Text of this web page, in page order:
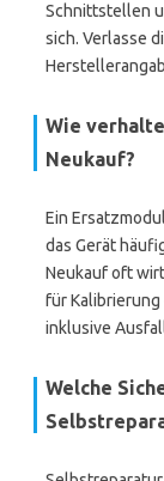
Schnittstellen
sich. Verlasse
Wie
Neukauf?
Ein
das Gerät
Neukauf oft
für Kalibrierung
inklusive
Welche